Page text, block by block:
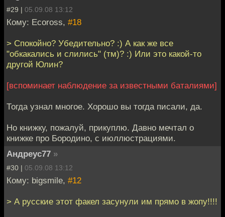
#29 | 05.09.08 13:12
Кому: Ecoross, #18
> Спокойно? Убедительно? :) А как же все
"обкакались и слились" (тм)? :) Или это какой-то
другой Юлин?
[вспоминает наблюдение за известными баталиями]
Тогда узнал многое. Хорошо вы тогда писали, да.
Но книжку, пожалуй, прикуплю. Давно мечтал о
книжке про Бородино, с июллюстрациями.
Андреус77 »
#30 | 05.09.08 13:12
Кому: bigsmile, #12
> А русские этот факел засунули им прямо в жопу!!!!